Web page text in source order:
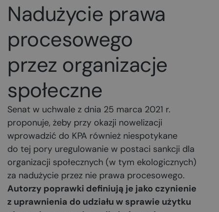
Nadużycie prawa
procesowego
przez organizacje
społeczne
Senat w uchwale z dnia 25 marca 2021 r.
proponuje, żeby przy okazji nowelizacji
wprowadzić do KPA również niespotykane
do tej pory uregulowanie w postaci sankcji dla
organizacji społecznych (w tym ekologicznych)
za nadużycie przez nie prawa procesowego.
Autorzy poprawki definiują je jako czynienie
z uprawnienia do udziału w sprawie użytku